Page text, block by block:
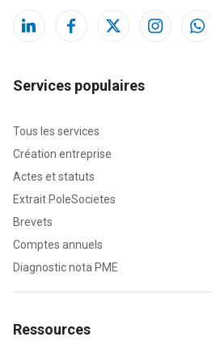
Services populaires
Tous les services
Création entreprise
Actes et statuts
Extrait PoleSocietes
Brevets
Comptes annuels
Diagnostic nota PME
Ressources